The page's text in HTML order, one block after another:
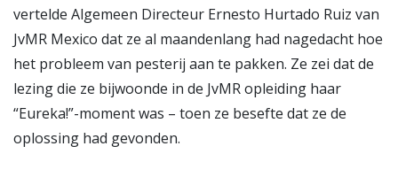
vertelde Algemeen Directeur Ernesto Hurtado Ruiz van
JvMR Mexico dat ze al maandenlang had nagedacht hoe
het probleem van pesterij aan te pakken. Ze zei dat de
lezing die ze bijwoonde in de JvMR opleiding haar
“Eureka!”-moment was – toen ze besefte dat ze de
oplossing had gevonden.